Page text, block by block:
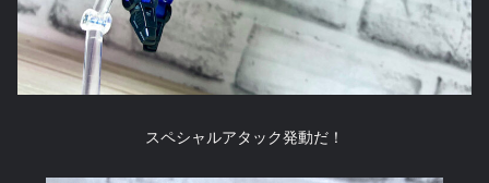
スペシャルアタック発動だ！